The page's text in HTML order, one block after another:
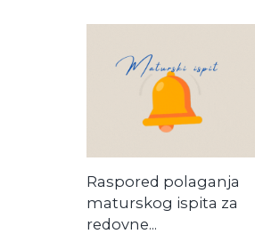
Raspored polaganja
maturskog ispita za
redovne...